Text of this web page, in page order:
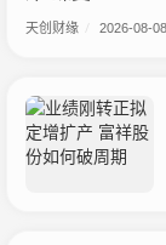
天创财缘 2026-08-08